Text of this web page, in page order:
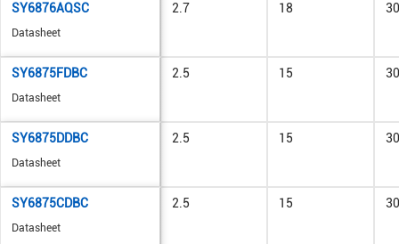
SY6876AQSC
Datasheet
2.7 18 30
SY6875FDBC
Datasheet
2.5 15 30
SY6875DDBC
Datasheet
2.5 15 30
SY6875CDBC
Datasheet
2.5 15 30